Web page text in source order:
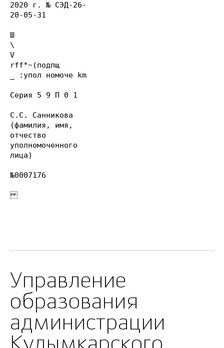
2020 г. № СЭД-26-
20-05-31
Ш
\
V
rff*~(подпщ
_ :упол номоче km
Серия 5 9 П 0 1
С.С. Санникова
(фамилия, имя,
отчество
уполномоченного
лица)
№0007176
Управление
образования
администрации